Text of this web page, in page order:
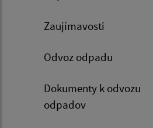
Zaujímavosti
Odvoz odpadu
Dokumenty k odvozu
odpadov